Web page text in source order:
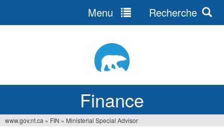
Finance
Menu Recherche
www.gov.nt.ca » FIN » Ministerial Special Advisor